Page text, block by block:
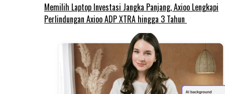
Memilih Laptop Investasi Jangka Panjang, Axioo Lengkapi
Perlindungan Axioo ADP XTRA hingga 3 Tahun